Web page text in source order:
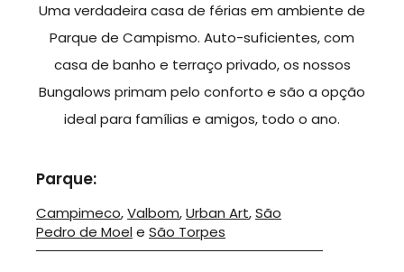
Uma verdadeira casa de férias em ambiente de
Parque de Campismo. Auto-suficientes, com
casa de banho e terraço privado, os nossos
Bungalows primam pelo conforto e são a opção
ideal para famílias e amigos, todo o ano.
Parque:
Campimeco,Valbom,Urban Art,São
Pedro de Moele São Torpes